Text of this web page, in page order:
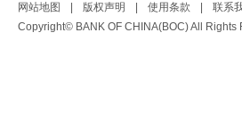
网站地图 版权声明 使用条款 联系
Copyright© BANK OF CHINA(BOC) All Rights